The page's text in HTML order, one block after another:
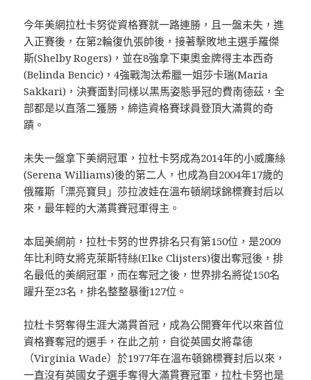
今年美網拉杜卡努從資格賽就一路連勝，且一盤未失，進
入正賽後，在第2輪復仇張帥後，接著擊敗地主選手羅傑
斯(Shelby Rogers)，並在8強拿下東奧金牌得主本西奇
(Belinda Bencic)，4強戰淘汰希臘一姐莎卡瑞(Maria
Sakkari)，決賽面對同樣以黑馬姿態爭冠的費南德茲，全
部都是以直落二獲勝，締造資格賽球員登頂大滿貫的奇
蹟。
未失一盤拿下美網冠軍，拉杜卡努成為2014年的小威廉絲
(Serena Williams)後的第二人，也成為自2004年17歲的
俄羅斯「漂亮寶貝」莎拉波娃在溫布頓網球錦標賽封后以
來，最年輕的大滿貫賽冠軍得主。
本屆美網前，拉杜卡努的世界排名只有第150位，是2009
年比利時女將克萊斯特絲(Elke Clijsters)復出奪冠後，排
名最低的美網冠軍，而在奪冠之後，世界排名將從150名
躍升至23名，排名整整暴衝127位。
拉杜卡努奪得生涯大滿貫首冠，成為公開賽年代以來首位
資格賽奪冠的選手，在此之前，自從英國女將韋德
（Virginia Wade）於1977年在溫布頓錦標賽封后以來，
一直沒有英國女子選手奪得大滿貫賽冠軍，拉杜卡努也是